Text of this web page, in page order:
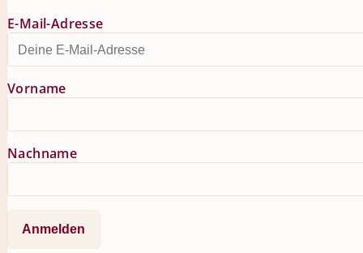
E-Mail-Adresse
Vorname
Nachname